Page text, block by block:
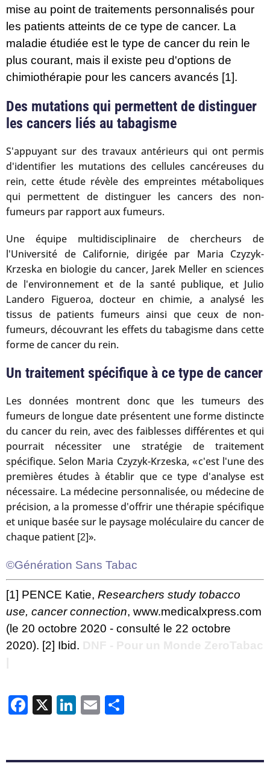
mise au point de traitements personnalisés pour
les patients atteints de ce type de cancer. La
maladie étudiée est le type de cancer du rein le
plus courant, mais il existe peu d'options de
chimiothérapie pour les cancers avancés [1].
Des mutations qui permettent de distinguer
les cancers liés au tabagisme
S'appuyant sur des travaux antérieurs qui ont permis
d'identifier les mutations des cellules cancéreuses du
rein, cette étude révèle des empreintes métaboliques
qui permettent de distinguer les cancers des non-
fumeurs par rapport aux fumeurs.
Une équipe multidisciplinaire de chercheurs de
l'Université de Californie, dirigée par Maria Czyzyk-
Krzeska en biologie du cancer, Jarek Meller en sciences
de l'environnement et de la santé publique, et Julio
Landero Figueroa, docteur en chimie, a analysé les
tissus de patients fumeurs ainsi que ceux de non-
fumeurs, découvrant les effets du tabagisme dans cette
forme de cancer du rein.
Un traitement spécifique à ce type de cancer
Les données montrent donc que les tumeurs des
fumeurs de longue date présentent une forme distincte
du cancer du rein, avec des faiblesses différentes et qui
pourrait nécessiter une stratégie de traitement
spécifique. Selon Maria Czyzyk-Krzeska, « c'est l'une des
premières études à établir que ce type d'analyse est
nécessaire. La médecine personnalisée, ou médecine de
précision, a la promesse d'offrir une thérapie spécifique
et unique basée sur le paysage moléculaire du cancer de
chaque patient [2]».
©Génération Sans Tabac
[1] PENCE Katie, Researchers study tobacco
use, cancer connection, www.medicalxpress.com
(le 20 octobre 2020 - consulté le 22 octobre
2020). [2] Ibid.
Facebook
X LinkedIn
Email